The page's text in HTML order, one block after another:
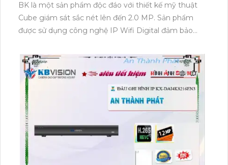
BK là một sản phẩm độc đáo với thiết kế mỹ thuật
Cube giám sát sắc nét lên đến 2.0 MP. Sản phẩm
được sử dụng công nghệ IP Wifi Digital đảm bảo
cấp như Thu Âm Và Loa. Hình ảnh được xem ban
đêm sáng đẹp nhờ công nghệ Hồng Ngoại 10m,
mang đến cho người dùng trải nghiệm giám sát tốt
nhất. Đặc biệt, công nghệ Hồng Ngoại SMD cung
cấp ánh sáng tối ưu, đồng thời giúp tăng cường khả
năng quan sát trong môi trường ban đêm. Với
Camera Wifi CS-CB2-R100-2D2WF-BK, người dùng
có thể yên tâm về việc giám sát nhà cửa hoặc văn
phòng của mình một cách hiệu quả và đáng tin cậy.